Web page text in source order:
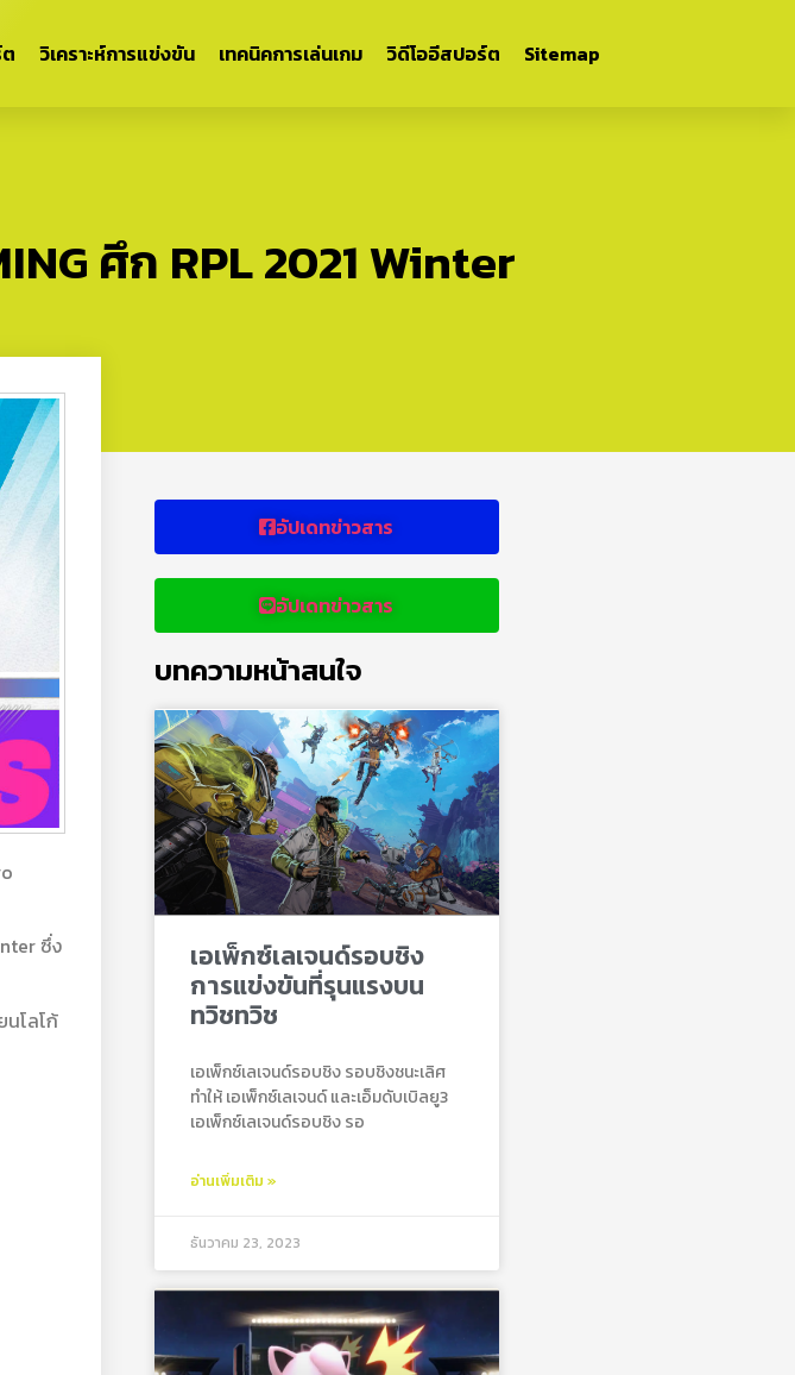
วิเคราะห์การแข่งขัน เทคนิคการเล่นเกม วิดีโออีสปอร์ต Sitemap
ศึก RPL 2021 Winter
ซึ่ง
นโลโก้
อัปเดทข่าวสาร
อัปเดทข่าวสาร
บทความหน้าสนใจ
เอเพ็กซ์เลเจนด์รอบชิง
การแข่งขันที่รุนแรงบน
ทวิชทวิช
เอเพ็กซ์เลเจนด์รอบชิง รอบชิงชนะเลิศ
ทำให้ เอเพ็กซ์เลเจนด์ และเอ็มดับเบิลยู3
เอเพ็กซ์เลเจนด์รอบชิง รอ
อ่านเพิ่มเติม »
ธันวาคม 23, 2023